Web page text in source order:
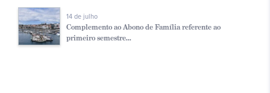
14 de julho
Complemento ao Abono de Família referente ao
primeiro semestre...